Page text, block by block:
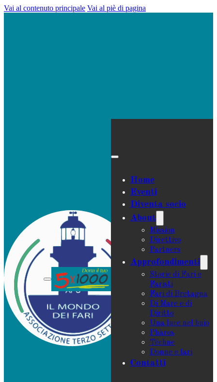
Vai al contenuto principale Vai al piè di pagina
Home
Eventi
Diventa socio
About
Mission
Direttivo
Partners
Approfondimenti
Storie di Fari e
Faristi
Fari di Bretagna
Di Mare e di
Diritto
Una luce nel buio
Phàros
Téchne
Donne e fari
Contatti